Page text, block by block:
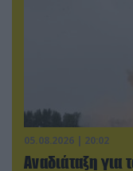
05.08.2026 | 20:02
Αναδιάταξη για